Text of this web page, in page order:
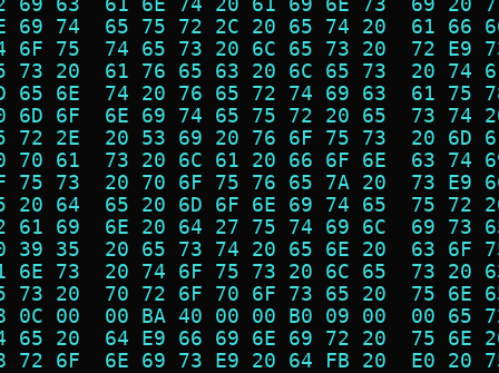
69 74  65 75 72 2C 20 65 74 20  61
6F 75  74 65 73 20 6C 65 73 20  72
73 20  61 76 65 63 20 6C 65 73  20
65 6E  74 20 76 65 72 74 69 63  61
6D 6F  6E 69 74 65 75 72 20 65  73
72 2E  20 53 69 20 76 6F 75 73  20
70 61  73 20 6C 61 20 66 6F 6E  63
75 73  20 70 6F 75 76 65 7A 20  73
20 64  65 20 6D 6F 6E 69 74 65  75
61 69  6E 20 64 27 75 74 69 6C  69
39 35  20 65 73 74 20 65 6E 20  63
6E 73  20 74 6F 75 73 20 6C 65  73
73 20  70 72 6F 70 6F 73 65 20  75
0C 00  00 BA 40 00 00 B0 09 00  00
65 20  64 E9 66 69 6E 69 72 20  75
72 6F  6E 69 73 E9 20 64 FB 20  E0